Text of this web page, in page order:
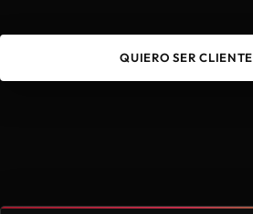
QUIERO SER CLIENTE